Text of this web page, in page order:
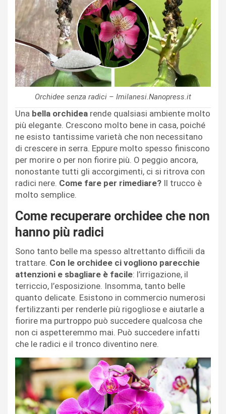
Orchidee senza radici – Imilanesi.Nanopress.it
Una bella orchidea rende qualsiasi ambiente molto
più elegante. Crescono molto bene in casa, poiché
ne esisto tantissime varietà che non necessitano
di crescere in serra. Eppure molto spesso finiscono
per morire o per non fiorire più. O peggio ancora,
nonostante tutti gli accorgimenti, ci si ritrova con
radici nere. Come fare per rimediare? Il trucco è
molto semplice.
Come recuperare orchidee che non
hanno più radici
Sono tanto belle ma spesso altrettanto difficili da
trattare. Con le orchidee ci vogliono parecchie
attenzioni e sbagliare è facile: l’irrigazione, il
terriccio, l’esposizione. Insomma, tanto belle
quanto delicate. Esistono in commercio numerosi
fertilizzanti per renderle più rigogliose e aiutarle a
fiorire ma purtroppo può succedere qualcosa che
non ci aspetteremmo mai. Può succedere infatti
che le radici e il tronco diventino nere.